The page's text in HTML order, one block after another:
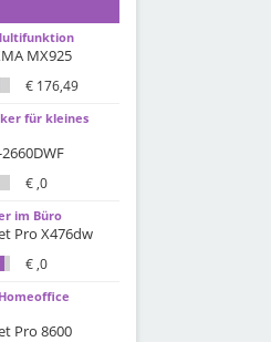
MX925
€ 176,49
für kleines
€ ,0
im Büro
Pro X476dw
€ ,0
Pro 8600